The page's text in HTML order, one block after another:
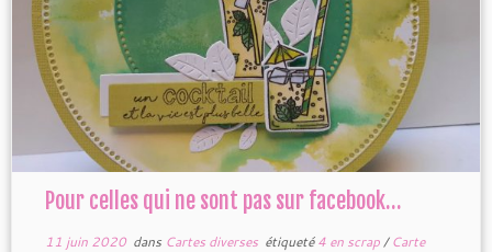
Pour celles qui ne sont pas sur facebook…
11 juin 2020dans Cartes diverses étiqueté4 en scrap/Carte